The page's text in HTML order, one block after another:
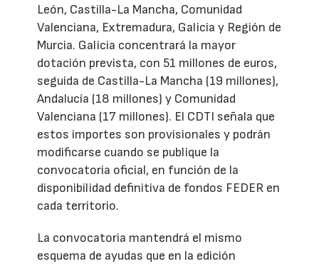
León, Castilla-La Mancha, Comunidad
Valenciana, Extremadura, Galicia y Región de
Murcia. Galicia concentrará la mayor
dotación prevista, con 51 millones de euros,
seguida de Castilla-La Mancha (19 millones),
Andalucía (18 millones) y Comunidad
Valenciana (17 millones). El CDTI señala que
estos importes son provisionales y podrán
modificarse cuando se publique la
convocatoria oficial, en función de la
disponibilidad definitiva de fondos FEDER en
cada territorio.
La convocatoria mantendrá el mismo
esquema de ayudas que en la edición